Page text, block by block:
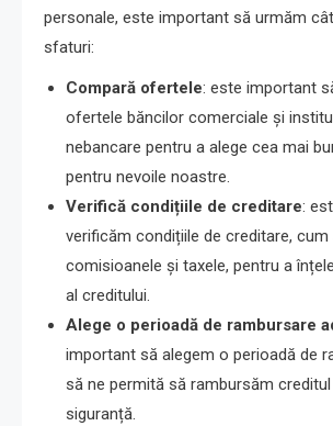
personale, este important să urmăm
sfaturi:
Compară ofertele: este important
ofertele băncilor comerciale și
nebancare pentru a alege cea mai
pentru nevoile noastre.
Verifică condițiile de creditare:
verificăm condițiile de creditare, cum
comisioanele și taxele, pentru a
al creditului.
Alege o perioadă de rambursare
important să alegem o perioadă de
să ne permită să rambursăm
siguranță.